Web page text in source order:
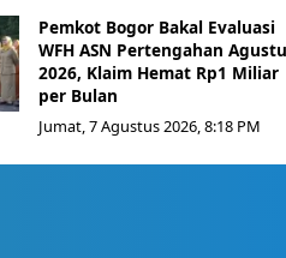
Pemkot Bogor Bakal Evaluasi
WFH ASN Pertengahan
2026, Klaim Hemat Rp1 Miliar
per Bulan
Jumat, 7 Agustus 2026, 8:18 PM